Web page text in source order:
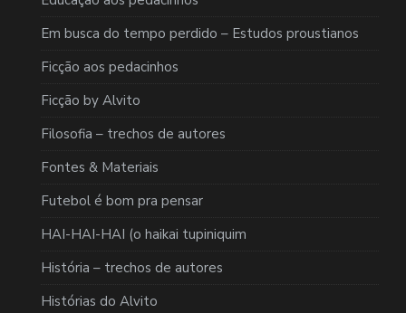
Em busca do tempo perdido – Estudos proustianos
Ficção aos pedacinhos
Ficção by Alvito
Filosofia – trechos de autores
Fontes & Materiais
Futebol é bom pra pensar
HAI-HAI-HAI (o haikai tupiniquim
História – trechos de autores
Histórias do Alvito